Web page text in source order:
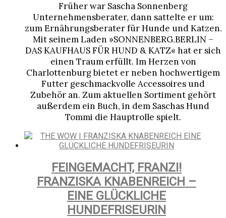
Früher war Sascha Sonnenberg
Unternehmensberater, dann sattelte er um:
zum Ernährungsberater für Hunde und Katzen.
Mit seinem Laden »SONNENBERG.BERLIN –
DAS KAUFHAUS FÜR HUND & KATZ« hat er sich
einen Traum erfüllt. Im Herzen von
Charlottenburg bietet er neben hochwertigem
Futter geschmackvolle Accessoires und
Zubehör an. Zum aktuellen Sortiment gehört
außerdem ein Buch, in dem Saschas Hund
Tommi die Hauptrolle spielt.
FEINGEMACHT, FRANZI!
FRANZISKA KNABENREICH –
EINE GLÜCKLICHE
HUNDEFRISEURIN